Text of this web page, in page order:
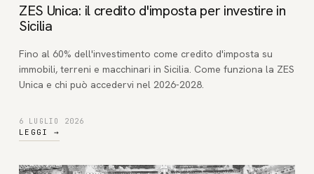
ZES Unica: il credito d'imposta per investire in
Sicilia
Fino al 60% dell'investimento come credito d'imposta su
immobili, terreni e macchinari in Sicilia. Come funziona la ZES
Unica e chi può accedervi nel 2026-2028.
6 LUGLIO 2026
LEGGI →